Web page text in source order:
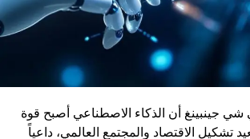
شي جينبينغ أن الذكاء الاصطناعي أصبح قوة
تشكيل الاقتصاد والمجتمع العالمي، داعياً